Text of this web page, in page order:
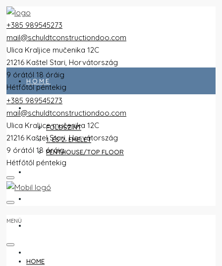
+385 989545273
mail@schuldtconstructiondoo.com
Ulica Kraljice mučenika 12C
21216 Kaštel Stari, Horvátország
9 órától 18 óráig
Hétfőtől péntekig
HOME
FÖLDSZINT
1. ÉS 2. EMELET
PENTHOUSE/TOP FLOOR
+385 989545273
mail@schuldtconstructiondoo.com
Ulica Kraljice mučenika 12C
21216 Kaštel Stari, Horvátország
9 órától 18 óráig
Hétfőtől péntekig
MENÜ
HOME